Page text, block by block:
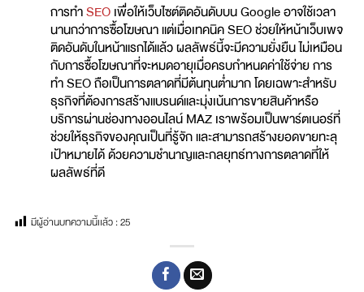
การทำSEOเพื่อให้เว็บไซต์ติดอันดับบน Google อาจใช้เวลา
นานกว่าการซื้อโฆษณา แต่เมื่อเทคนิค SEO ช่วยให้หน้าเว็บเพจ
ติดอันดับในหน้าแรกได้แล้ว ผลลัพธ์นี้จะมีความยั่งยืน ไม่เหมือน
กับการซื้อโฆษณาที่จะหมดอายุเมื่อครบกำหนดค่าใช้จ่าย การ
ทำ SEO ถือเป็นการตลาดที่มีต้นทุนต่ำมาก โดยเฉพาะสำหรับ
ธุรกิจที่ต้องการสร้างแบรนด์และมุ่งเน้นการขายสินค้าหรือ
บริการผ่านช่องทางออนไลน์ MAZ เราพร้อมเป็นพาร์ตเนอร์ที่
ช่วยให้ธุรกิจของคุณเป็นที่รู้จัก และสามารถสร้างยอดขายทะลุ
เป้าหมายได้ ด้วยความชำนาญและกลยุทธ์ทางการตลาดที่ให้
ผลลัพธ์ที่ดี
มีผู้อ่านบทความนี้เเล้ว :25